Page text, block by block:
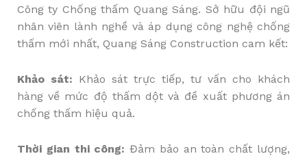
Công ty Chống thấm Quang Sáng. Sở hữu đội ngũ
nhân viên lành nghề và áp dụng công nghệ chống
thấm mới nhất, Quang Sáng Construction cam kết:
Khảo sát: Khảo sát trực tiếp, tư vấn cho khách
hàng về mức độ thấm dột và đề xuất phương án
chống thấm hiệu quả.
Thời gian thi công: Đảm bảo an toàn chất lượng,